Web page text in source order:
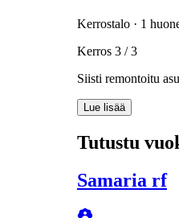
Kerrostalo · 1
Kerros 3 / 3
Siisti remontoitu
Lue lisää
Tutustu
Samaria rf